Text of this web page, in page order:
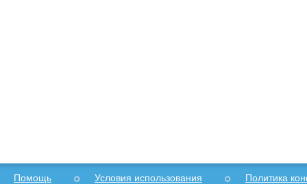
Помощь Условия использования Политика